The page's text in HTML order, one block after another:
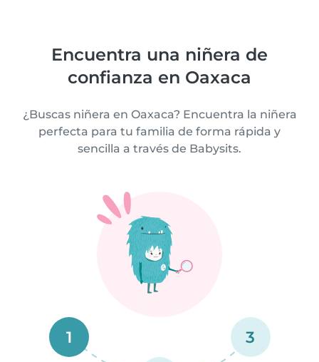
Encuentra una niñera de
confianza en Oaxaca
¿Buscas niñera en Oaxaca? Encuentra la niñera
perfecta para tu familia de forma rápida y
sencilla a través de Babysits.
1 3